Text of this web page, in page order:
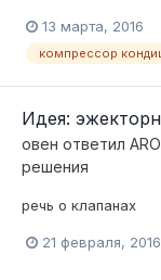
13 марта, 2016
компрессор
Идея:
овен ответил
решения
речь о клапанах
21 февраля, 2016